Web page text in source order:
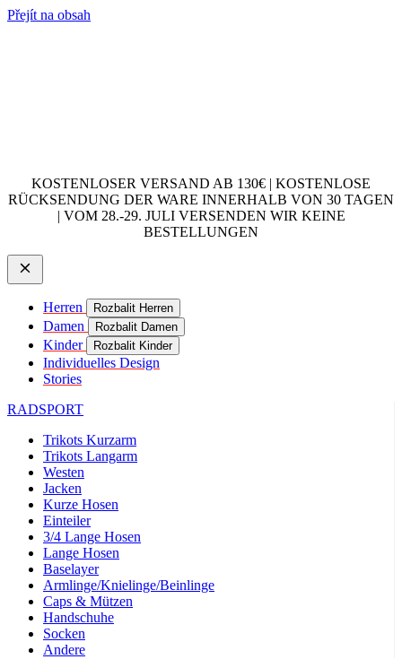
Přejít na obsah
KOSTENLOSER VERSAND AB 130€ | KOSTENLOSE
RÜCKSENDUNG DER WARE INNERHALB VON 30 TAGEN
| VOM 28.-29. JULI VERSENDEN WIR KEINE
BESTELLUNGEN
Herren Rozbalit Herren
Damen Rozbalit Damen
Kinder Rozbalit Kinder
Individuelles Design
Stories
RADSPORT
Trikots Kurzarm
Trikots Langarm
Westen
Jacken
Kurze Hosen
Einteiler
3/4 Lange Hosen
Lange Hosen
Baselayer
Armlinge/Knielinge/Beinlinge
Caps & Mützen
Handschuhe
Socken
Andere